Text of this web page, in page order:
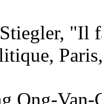
, "Il
,
Ong-Van-